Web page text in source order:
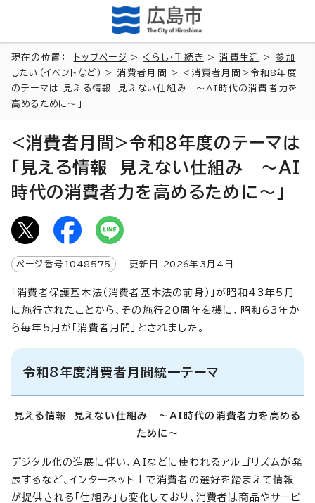
現在の位置： トップページ > くらし・手続き >消費生活 > 参加
したい（イベントなど）
> 消費者月間
> <消費者月間>令和8年度
のテーマは「見える情報 見えない仕組み ～AI時代の消費者力を
高めるために～」
<消費者月間>令和8年度のテーマは
「見える情報 見えない仕組み ～AI
時代の消費者力を高めるために～」
ページ番号 1048575 更新日 2026年3月4日
「消費者保護基本法（消費者基本法の前身）」が昭和43年5月
に施行されたことから、その施行20周年を機に、昭和63年か
ら毎年5月が「消費者月間」とされました。
令和8年度消費者月間統一テーマ
見える情報 見えない仕組み ～AI時代の消費者力を高める
ために～
デジタル化の進展に伴い、AIなどに使われるアルゴリズムが発
展するなど、インターネット上で消費者の選好を踏まえて情報
が提供される「仕組み」も変化しており、消費者は商品やサービ